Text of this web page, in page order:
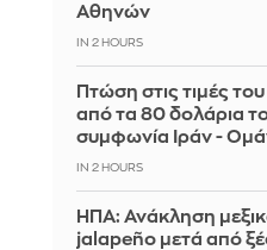
Αθηνών
IN 2 HOURS
Πτώση στις τιμές
από τα 80 δολάρια
συμφωνία Ιράν -
IN 2 HOURS
ΗΠΑ: Ανάκληση
jalapeño μετά από